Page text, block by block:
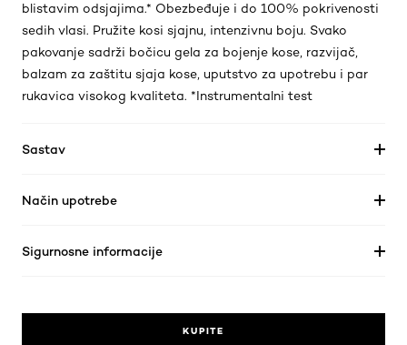
blistavim odsjajima.* Obezbeđuje i do 100% pokrivenosti
sedih vlasi. Pružite kosi sjajnu, intenzivnu boju. Svako
pakovanje sadrži bočicu gela za bojenje kose, razvijač,
balzam za zaštitu sjaja kose, uputstvo za upotrebu i par
rukavica visokog kvaliteta. *Instrumentalni test
Sastav
Način upotrebe
Sigurnosne informacije
KUPITE